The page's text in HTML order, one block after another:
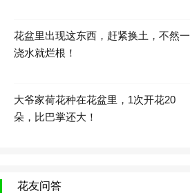
花盆里出现这东西，赶紧换土，不然一
浇水就烂根！
大爷家荷花种在花盆里，1次开花20
朵，比巴掌还大！
花友问答